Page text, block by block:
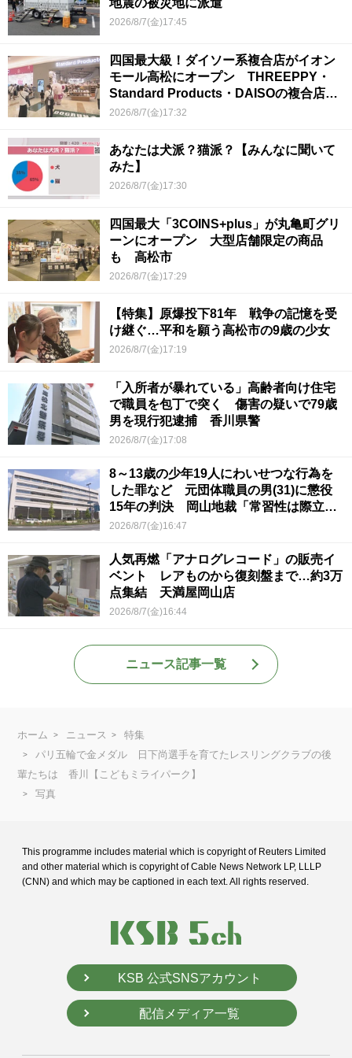
地震の被災地に派遣
2026/8/7(金)17:45
四国最大級！ダイソー系複合店がイオン
モール高松にオープン THREEPPY・
Standard Products・DAISOの複合店は
香川県初
2026/8/7(金)17:32
あなたは犬派？猫派？【みんなに聞いて
みた】
2026/8/7(金)17:30
四国最大「3COINS+plus」が丸亀町グリ
ーンにオープン 大型店舗限定の商品
も 高松市
2026/8/7(金)17:29
【特集】原爆投下81年 戦争の記憶を受
け継ぐ…平和を願う高松市の9歳の少女
2026/8/7(金)17:19
「入所者が暴れている」高齢者向け住宅
で職員を包丁で突く 傷害の疑いで79歳
男を現行犯逮捕 香川県警
2026/8/7(金)17:08
8～13歳の少年19人にわいせつな行為を
した罪など 元団体職員の男(31)に懲役
15年の判決 岡山地裁「常習性は際立っ
ていて被害結果も非常に重い」
2026/8/7(金)16:47
人気再燃「アナログレコード」の販売イ
ベント レアものから復刻盤まで…約3万
点集結 天満屋岡山店
2026/8/7(金)16:44
ニュース記事一覧
ホーム ニュース
特集
パリ五輪で金メダル 日下尚選手を育てたレスリングクラブの後
輩たちは 香川【こどもミライパーク】
写真
This programme includes material which is copyright of Reuters Limited
and other material which is copyright of Cable News Network LP, LLLP
(CNN) and which may be captioned in each text. All rights reserved.
KSB 公式SNSアカウント
配信メディア一覧